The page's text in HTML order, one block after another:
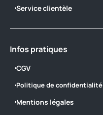
Service clientèle
Infos pratiques
CGV
Politique de confidentialité
Mentions légales